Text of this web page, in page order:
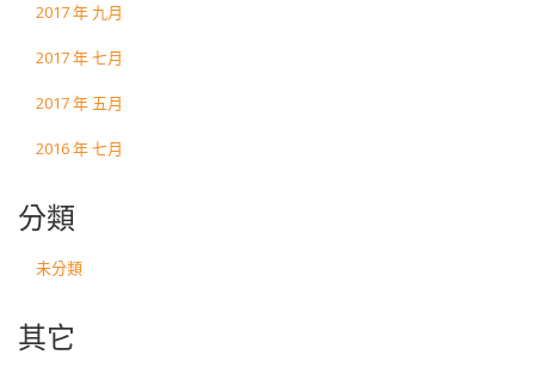
2017 年 九月
2017 年 七月
2017 年 五月
2016 年 七月
分類
未分類
其它